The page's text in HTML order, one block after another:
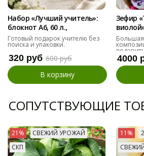
Набор «Лучший учитель»:
блокнот А6, 60 л.,
магнитные закладки и
ручка
Готовый подарок учителю без
поиска и упаковки.
320 руб 600 руб
В корзину
Зефир
4000
СОПУТСТВУЮЩИЕ
21%
СВЕЖИЙ УРОЖАЙ
СКП
11%